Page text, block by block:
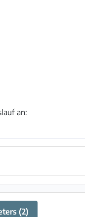
an:
(2)